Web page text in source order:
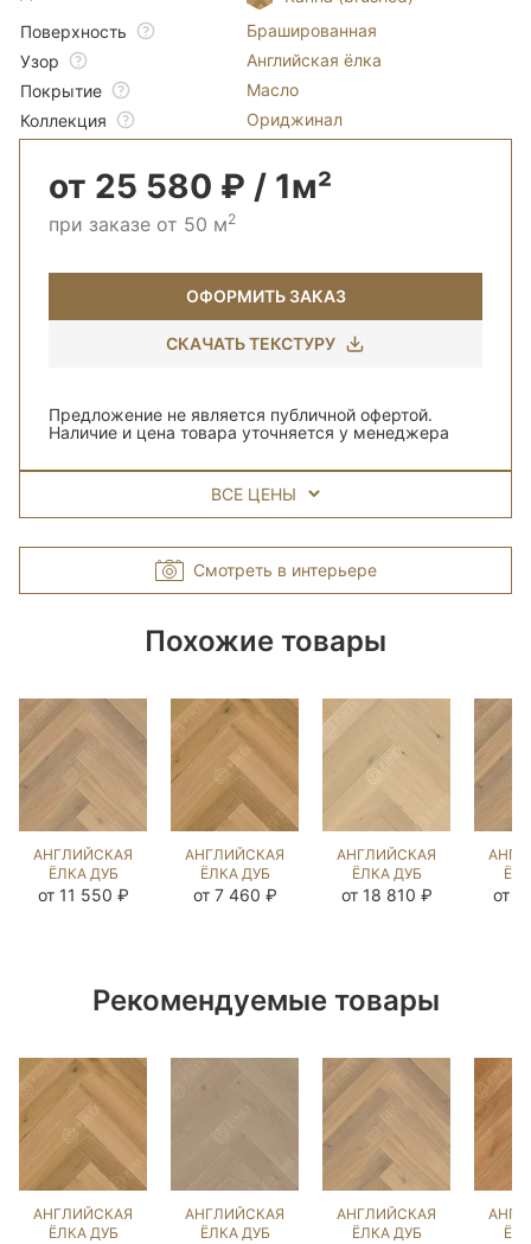
Поверхность
Брашированная
Узор
Английская ёлка
Покрытие
Масло
Коллекция
Ориджинал
от 25 580 ₽ / 1м²
при заказе от 50 м2
ОФОРМИТЬ ЗАКАЗ
СКАЧАТЬ ТЕКСТУРУ
Предложение не является публичной офертой.
Наличие и цена товара уточняется у менеджера
ВСЕ ЦЕНЫ
Смотреть в интерьере
Похожие товары
АНГЛИЙСКАЯ
ЁЛКА ДУБ
UNFINISHED
от 11 550 ₽
АНГЛИЙСКАЯ
ЁЛКА ДУБ
КАННА
от 7 460 ₽
АНГЛИЙСКАЯ
ЁЛКА ДУБ
КАРЛАЙЛ
от 18 810 ₽ от
Рекомендуемые товары
АНГЛИЙСКАЯ
ЁЛКА ДУБ
АНГЛИЙСКАЯ
ЁЛКА ДУБ
АНГЛИЙСКАЯ
ЁЛКА ДУБ